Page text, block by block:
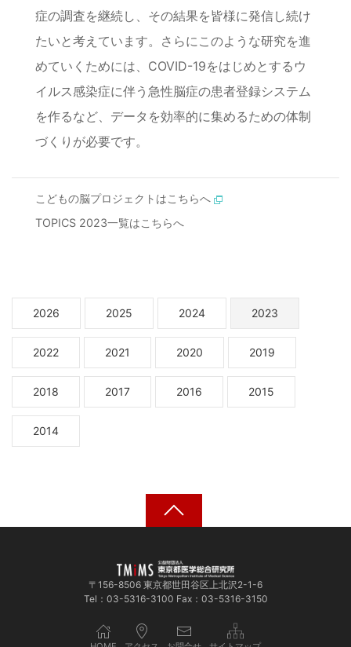
症の調査を継続し、その結果を皆様に発信し続け
たいと考えています。さらにこのような研究を進
めていくためには、COVID-19をはじめとするウ
イルス感染症に伴う急性脳症の患者登録システム
を作るなど、データを効率的に集めるための体制
づくりが必要です。
こどもの脳プロジェクトはこちらへ
TOPICS 2023一覧はこちらへ
2026 2025 2024 2023
2022 2021 2020 2019
2018 2017 2016 2015
2014
〒156-8506 東京都世田谷区上北沢2-1-6
Tel：03-5316-3100 Fax：03-5316-3150